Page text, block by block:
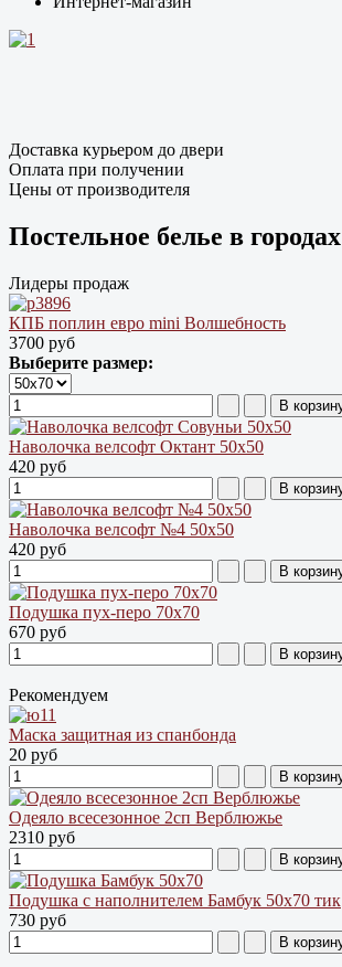
Доставка курьером до двери
Оплата при получении
Цены от производителя
Постельное белье в городах
Лидеры продаж
КПБ поплин евро mini Волшебность
3700 руб
Выберите размер:
Наволочка велсофт Октант 50х50
420 руб
Наволочка велсофт №4 50х50
420 руб
Подушка пух-перо 70х70
670 руб
Рекомендуем
Маска защитная из спанбонда
20 руб
Одеяло всесезонное 2сп Верблюжье
2310 руб
Подушка с наполнителем Бамбук 50х70 тик
730 руб